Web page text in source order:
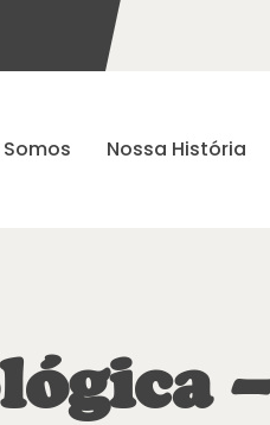
Nossa História